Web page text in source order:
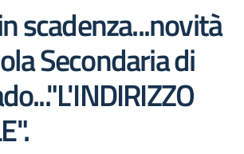
scadenza...novità
Secondaria di